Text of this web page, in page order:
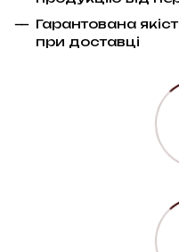
Гарантована
при доставці